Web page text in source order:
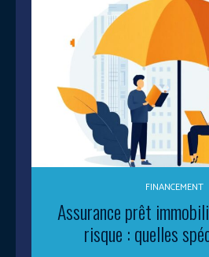
FINANCEMENT
Assurance prêt
risque : quelles